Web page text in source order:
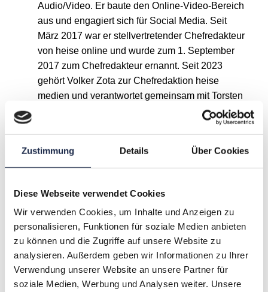
Zustimmung Details Über Cookies
Diese Webseite verwendet Cookies
Wir verwenden Cookies, um Inhalte und Anzeigen zu
personalisieren, Funktionen für soziale Medien anbieten
zu können und die Zugriffe auf unsere Website zu
analysieren. Außerdem geben wir Informationen zu Ihrer
Verwendung unserer Website an unsere Partner für
soziale Medien, Werbung und Analysen weiter. Unsere
Audio/Video. Er baute den Online-Video-Bereich
aus und engagiert sich für Social Media. Seit
März 2017 war er stellvertretender Chefredakteur
von heise online und wurde zum 1. September
2017 zum Chefredakteur ernannt. Seit 2023
gehört Volker Zota zur Chefredaktion heise
medien und verantwortet gemeinsam mit Torsten
Beeck heise online und die Magazine c’t, Mac & i
H I J K L M N
O P Q R S T U
V W X Y Z